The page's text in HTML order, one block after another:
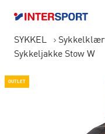
SYKKEL
Sykkeljakke Stow W
OUTLET